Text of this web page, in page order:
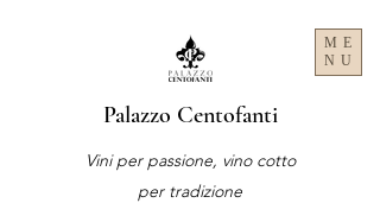
ME
NU
Palazzo Centofanti
Vini per passione, vino cotto
per tradizione